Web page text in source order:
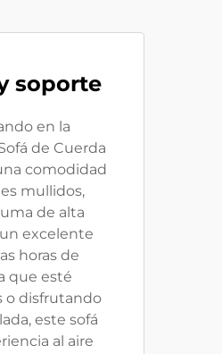
soporte
en la
de Cuerda
comodidad
mullidos,
de alta
excelente
horas de
que esté
o disfrutando
este sofá
al aire